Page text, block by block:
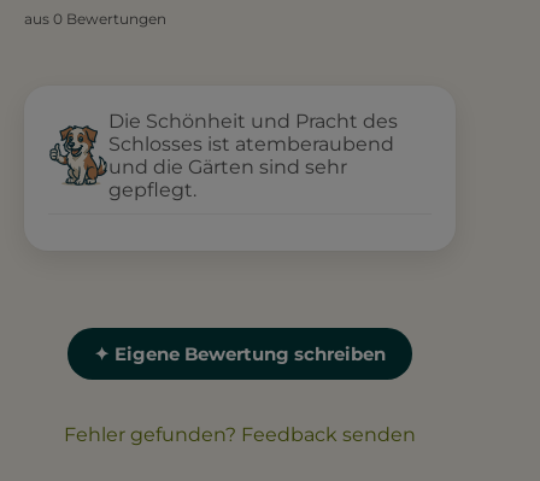
aus 0 Bewertungen
Die Schönheit und Pracht des
Schlosses ist atemberaubend
und die Gärten sind sehr
gepflegt.
✦ Eigene Bewertung schreiben
Fehler gefunden? Feedback senden